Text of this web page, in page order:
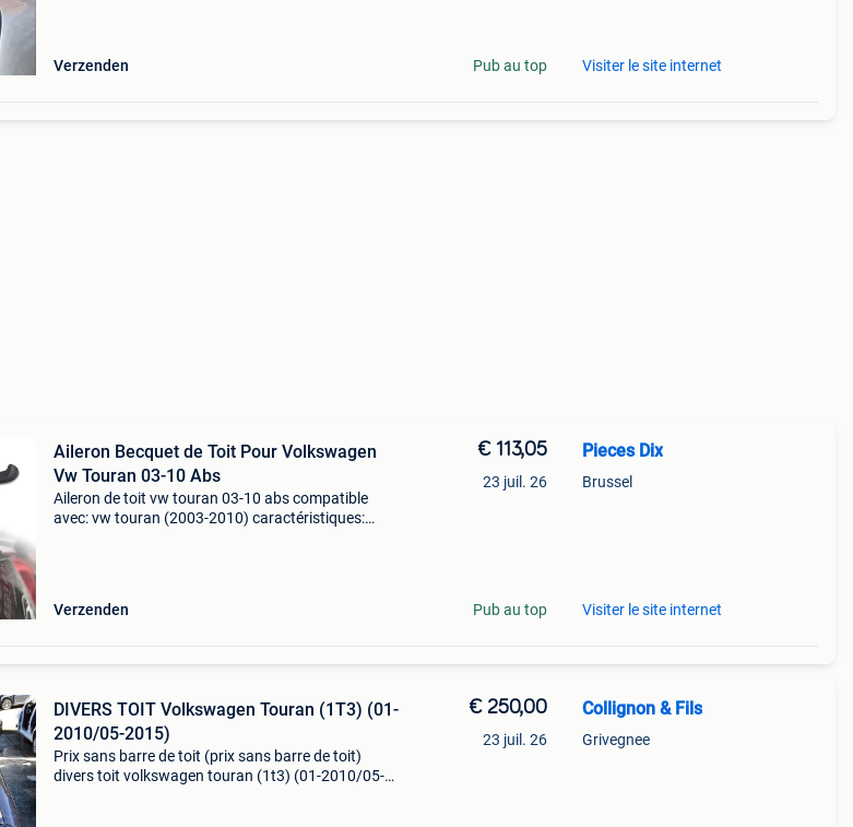
Verzenden Pub au top Visiter le site internet
Aileron Becquet de Toit Pour Volkswagen
Vw Touran 03-10 Abs
Aileron de toit vw touran 03-10 abs compatible
avec: vw touran (2003-2010) caractéristiques:
Verzenden
€ 113,05
23 juil. 26
Pub au top
Pieces Dix
Brussel
Visiter le site internet
DIVERS TOIT Volkswagen Touran (1T3) (01-
2010/05-2015)
Prix sans barre de toit (prix sans barre de toit)
divers toit volkswagen touran (1t3) (01-2010/05-
€ 250,00
23 juil. 26
Collignon & Fils
Grivegnee